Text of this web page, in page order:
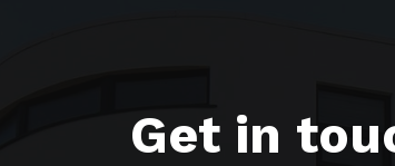
Get in